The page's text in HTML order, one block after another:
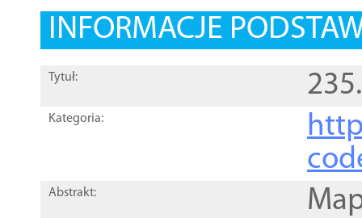
INFORMACJE
Tytuł:
Kategoria:
Abstrakt: